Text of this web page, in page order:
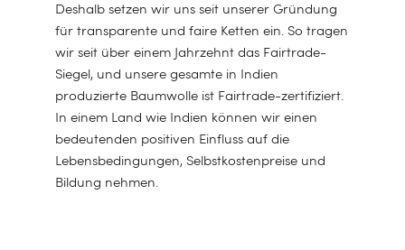
Die Basis für
erholsamen
Schlaf
ANSEHEN
Bio-Luxus für
die Nacht
Luxus, der sanft
umhüllt
ANSEHEN
Kinderbettdecke
Warum wir tun,
was wir tun
Deshalb setzen wir uns seit unserer Gründung
für transparente und faire Ketten ein. So tragen
wir seit über einem Jahrzehnt das Fairtrade-
Siegel, und unsere gesamte in Indien
produzierte Baumwolle ist Fairtrade-zertifiziert.
In einem Land wie Indien können wir einen
bedeutenden positiven Einfluss auf die
Lebensbedingungen, Selbstkostenpreise und
Bildung nehmen.